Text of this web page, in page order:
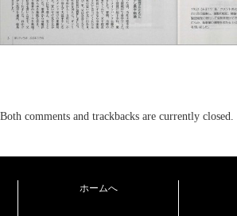
Both comments and trackbacks are currently closed.
ホームへ